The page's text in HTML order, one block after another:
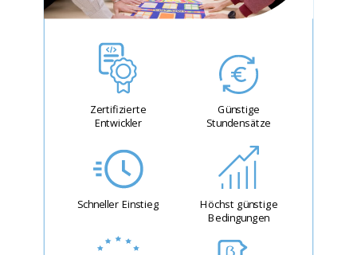
Zertifizierte
Entwickler
Günstige
Stundensätze
Schneller Einstieg
Höchst günstige
Bedingungen